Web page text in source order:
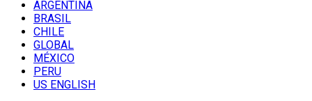
ARGENTINA
BRASIL
CHILE
GLOBAL
MÉXICO
PERU
US ENGLISH